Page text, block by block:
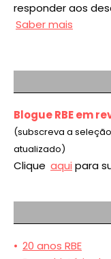
responder aos
Saber mais
Blogue RBE em
(subscreva a
atualizado)
Clique aqui para
• 20 anos RBE